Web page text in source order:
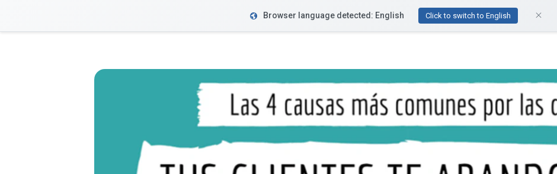
VeriFactu Funcionalidades Recursos Precios ¿Te ayudamos?
Browser language detected: English Click to switch to English